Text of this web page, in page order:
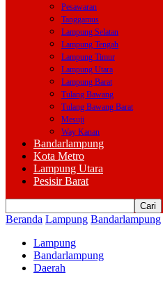
Pesawaran
Tanggamus
Lampung Selatan
Lampung Tengah
Lampung Timur
Lampung Utara
Lampung Barat
Tulang Bawang
Tulang Bawang Barat
Mesuji
Way Kanan
Bandarlampung
Kota Metro
Lampung Utara
Pesisir Barat
Beranda Lampung Bandarlampung
Lampung
Bandarlampung
Daerah